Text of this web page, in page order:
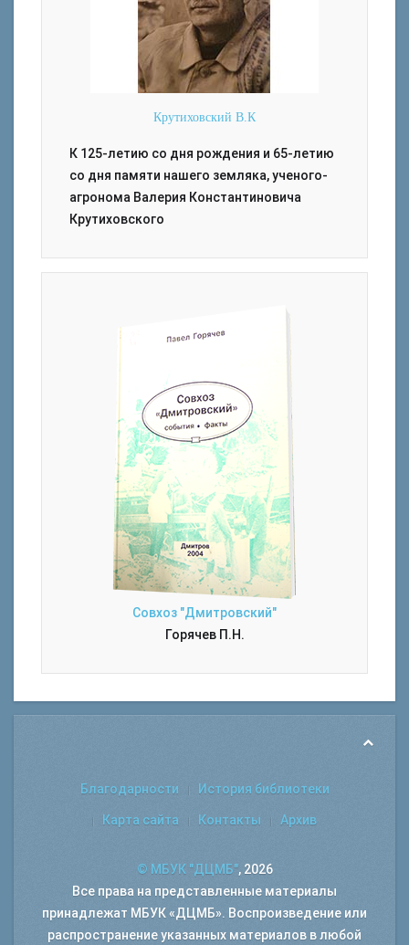
Крутиховский В.К
К 125-летию со дня рождения и 65-летию
со дня памяти нашего земляка, ученого-
агронома Валерия Константиновича
Крутиховского
Совхоз "Дмитровский"
Горячев П.Н.
Благодарности История библиотеки
Карта сайта Контакты Архив
© МБУК "ДЦМБ", 2026
Все права на представленные материалы
принадлежат МБУК «ДЦМБ». Воспроизведение или
распространение указанных материалов в любой